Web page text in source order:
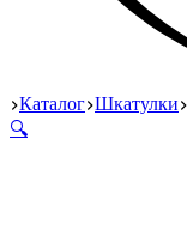
Главная
Каталог Шкатулки
🔍